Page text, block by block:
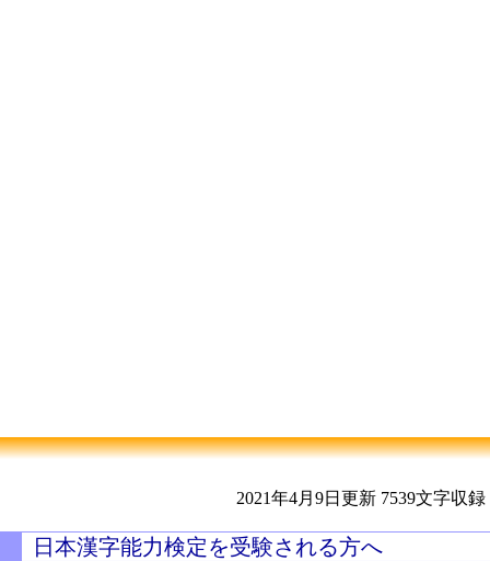
2021年4月9日更新 7539文字収録
日本漢字能力検定を受験される方へ